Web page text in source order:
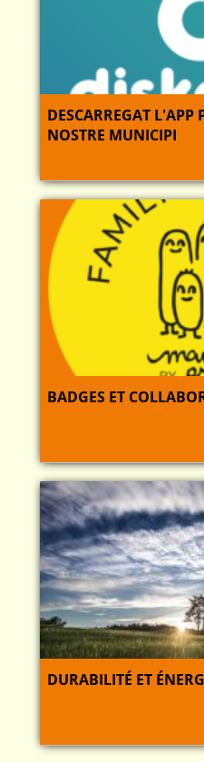
DESCARREGAT L'APP
NOSTRE MUNICIPI
BADGES ET
DURABILITÉ ET